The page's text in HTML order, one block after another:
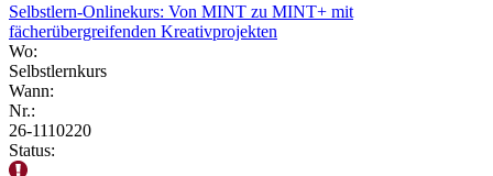
Selbstlern-Onlinekurs: Von MINT zu MINT+ mit
fächerübergreifenden Kreativprojekten
Wo:
Selbstlernkurs
Wann:
Nr.:
26-1110220
Status: